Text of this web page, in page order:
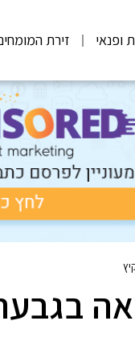
ופנאי זירת